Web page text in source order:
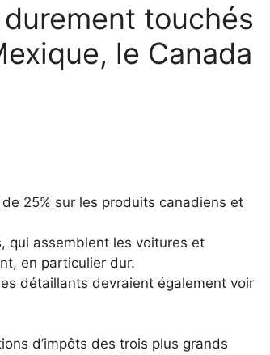
touchés
le Canada
25% sur les produits canadiens et
qui assemblent les voitures et
en particulier dur.
détaillants devraient également voir
d’impôts des trois plus grands